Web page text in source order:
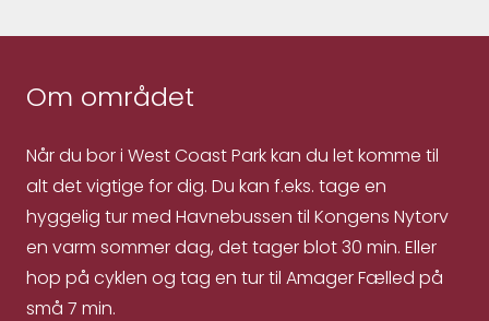
Om området
Når du bor i West Coast Park kan du let komme til
alt det vigtige for dig. Du kan f.eks. tage en
hyggelig tur med Havnebussen til Kongens Nytorv
en varm sommer dag, det tager blot 30 min. Eller
hop på cyklen og tag en tur til Amager Fælled på
små 7 min.